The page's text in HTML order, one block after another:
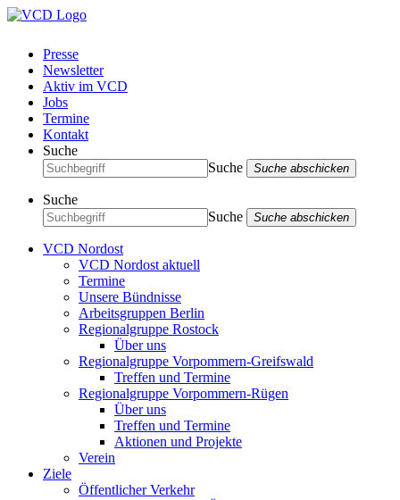
Presse
Newsletter
Aktiv im VCD
Jobs
Termine
Kontakt
Suche
Suche
Suche abschicken
Suche
Suche
Suche abschicken
VCD Nordost
VCD Nordost aktuell
Termine
Unsere Bündnisse
Arbeitsgruppen Berlin
Regionalgruppe Rostock
Über uns
Regionalgruppe Vorpommern-Greifswald
Treffen und Termine
Regionalgruppe Vorpommern-Rügen
Über uns
Treffen und Termine
Aktionen und Projekte
Verein
Ziele
Öffentlicher Verkehr